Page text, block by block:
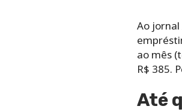
Ao jornal
ao mês
R$ 385.
Até